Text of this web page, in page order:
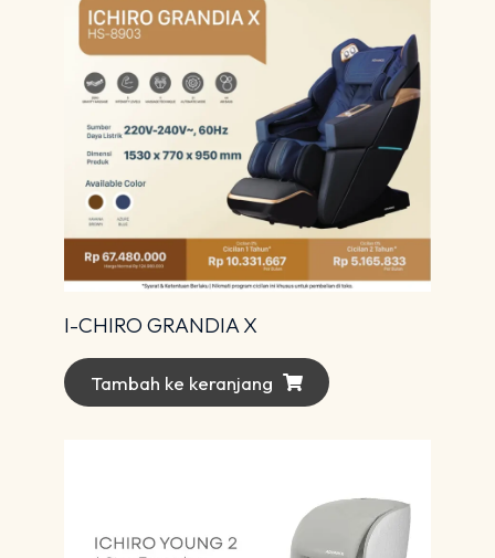
I-CHIRO GRANDIA X
Tambah ke keranjang